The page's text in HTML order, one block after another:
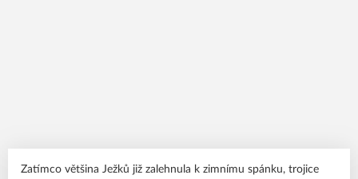
Zatímco většina Ježků již zalehnula k zimnímu spánku, trojice